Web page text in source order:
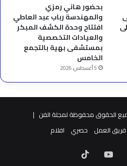
بحضور هاني رمزي
والمهندسة رباب عبد العاطي
افتتاح وحدة الكشف المبكر
والعيادات التخصصية
بمستشفى بهية بالتجمع
الخامس
5 أغسطس، 2026
فريق العمل حصري افلام
‫YouTube